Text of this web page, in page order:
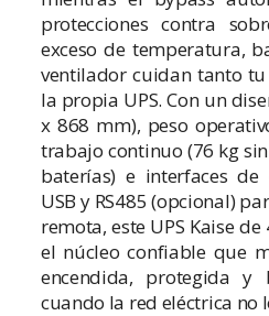
protecciones contra
exceso de temperatura,
ventilador cuidan tanto
la propia UPS. Con un
x 868 mm), peso
trabajo continuo (76 kg
baterías) e interfaces de
USB y RS485 (opcional)
remota, este UPS Kaise
el núcleo confiable que
encendida, protegida y
cuando la red eléctrica no